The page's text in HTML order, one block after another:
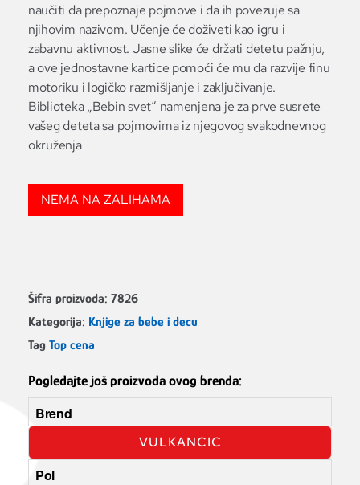
naučiti da prepoznaje pojmove i da ih povezuje sa
njihovim nazivom. Učenje će doživeti kao igru i
zabavnu aktivnost. Jasne slike će držati detetu pažnju,
a ove jednostavne kartice pomoći će mu da razvije finu
motoriku i logičko razmišljanje i zaključivanje.
Biblioteka „Bebin svet“ namenjena je za prve susrete
vašeg deteta sa pojmovima iz njegovog svakodnevnog
okruženja
NEMA NA ZALIHAMA
Šifra proizvoda: 7826
Kategorija: Knjige za bebe i decu
Tag Top cena
Pogledajte još proizvoda ovog brenda:
Brend
VULKANCIC
Pol